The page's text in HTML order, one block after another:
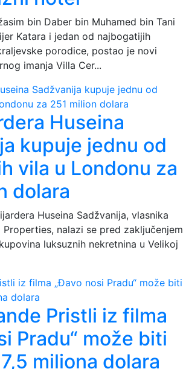
bin Daber bin Muhamed bin Tani
Katara i jedan od najbogatijih
porodice, postao je novi
imanja Villa Cer...
Huseina
kupuje jednu od
vila u Londonu za
dolara
Huseina Sadžvanija, vlasnika
Properties, nalazi se pred zaključenjem
luksuznih nekretnina u Velikoj
Pristli iz filma
Pradu“ može biti
miliona dolara